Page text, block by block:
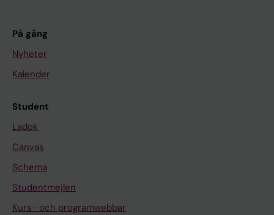
På gång
Nyheter
Kalender
Student
Ladok
Canvas
Schema
Studentmejlen
Kurs- och programwebbar